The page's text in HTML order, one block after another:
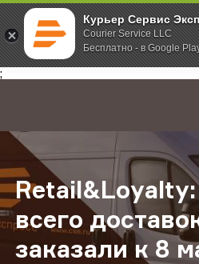
Курьер Сервис
Courier Service LLC
Бесплатно - в Google
;
Главная О компании Новости
всего
заказали к 8